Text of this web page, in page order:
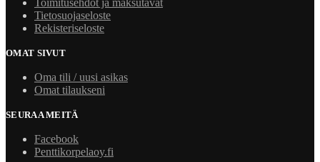
Tietosuojaseloste
Rekisteriseloste
OMAT SIVUT
Oma tili / uusi asikas
Omat tilaukseni
SEURAA MEITÄ
Facebook
Penttikorpelaoy.fi